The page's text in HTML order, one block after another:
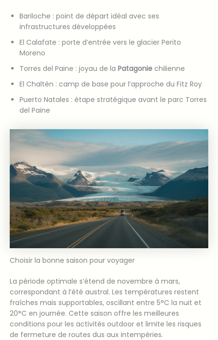
Bariloche : point de départ idéal avec ses
infrastructures développées
El Calafate : porte d’entrée vers le glacier Perito
Moreno
Torres del Paine : joyau de la Patagonie chilienne
El Chaltén : camp de base pour l’approche du Fitz Roy
Puerto Natales : étape stratégique avant le parc Torres
del Paine
Choisir la bonne saison pour voyager
La période optimale s’étend de novembre à mars,
correspondant à l’été austral. Les températures restent
fraîches mais supportables, oscillant entre 5°C la nuit et
20°C en journée. Cette saison offre les meilleures
conditions pour les activités outdoor et limite les risques
de fermeture de routes dus aux intempéries.